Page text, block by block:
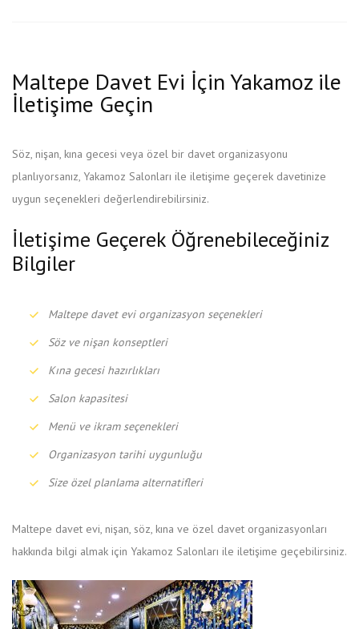
Maltepe Davet Evi İçin Yakamoz ile
İletişime Geçin
Söz, nişan, kına gecesi veya özel bir davet organizasyonu
planlıyorsanız, Yakamoz Salonları ile iletişime geçerek davetinize
uygun seçenekleri değerlendirebilirsiniz.
İletişime Geçerek Öğrenebileceğiniz
Bilgiler
Maltepe davet evi organizasyon seçenekleri
Söz ve nişan konseptleri
Kına gecesi hazırlıkları
Salon kapasitesi
Menü ve ikram seçenekleri
Organizasyon tarihi uygunluğu
Size özel planlama alternatifleri
Maltepe davet evi, nişan, söz, kına ve özel davet organizasyonları
hakkında bilgi almak için Yakamoz Salonları ile iletişime geçebilirsiniz.